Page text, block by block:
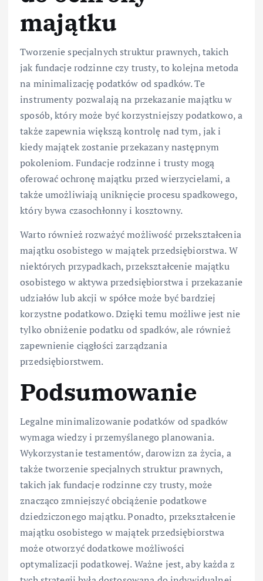
majątku
Tworzenie specjalnych struktur prawnych, takich
jak fundacje rodzinne czy trusty, to kolejna metoda
na minimalizację podatków od spadków. Te
instrumenty pozwalają na przekazanie majątku w
sposób, który może być korzystniejszy podatkowo, a
także zapewnia większą kontrolę nad tym, jak i
kiedy majątek zostanie przekazany następnym
pokoleniom. Fundacje rodzinne i trusty mogą
oferować ochronę majątku przed wierzycielami, a
także umożliwiają uniknięcie procesu spadkowego,
który bywa czasochłonny i kosztowny.
Warto również rozważyć możliwość przekształcenia
majątku osobistego w majątek przedsiębiorstwa. W
niektórych przypadkach, przekształcenie majątku
osobistego w aktywa przedsiębiorstwa i przekazanie
udziałów lub akcji w spółce może być bardziej
korzystne podatkowo. Dzięki temu możliwe jest nie
tylko obniżenie podatku od spadków, ale również
zapewnienie ciągłości zarządzania
przedsiębiorstwem.
Podsumowanie
Legalne minimalizowanie podatków od spadków
wymaga wiedzy i przemyślanego planowania.
Wykorzystanie testamentów, darowizn za życia, a
także tworzenie specjalnych struktur prawnych,
takich jak fundacje rodzinne czy trusty, może
znacząco zmniejszyć obciążenie podatkowe
dziedziczonego majątku. Ponadto, przekształcenie
majątku osobistego w majątek przedsiębiorstwa
może otworzyć dodatkowe możliwości
optymalizacji podatkowej. Ważne jest, aby każda z